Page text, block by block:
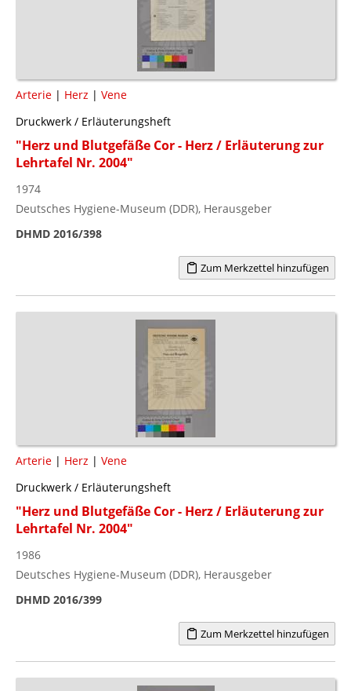
Arterie | Herz | Vene
Druckwerk / Erläuterungsheft
"Herz und Blutgefäße Cor - Herz / Erläuterung zur
Lehrtafel Nr. 2004"
1974
Deutsches Hygiene-Museum (DDR), Herausgeber
DHMD 2016/398
Zum Merkzettel hinzufügen
Arterie | Herz | Vene
Druckwerk / Erläuterungsheft
"Herz und Blutgefäße Cor - Herz / Erläuterung zur
Lehrtafel Nr. 2004"
1986
Deutsches Hygiene-Museum (DDR), Herausgeber
DHMD 2016/399
Zum Merkzettel hinzufügen